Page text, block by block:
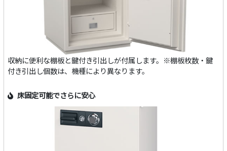
収納に便利な棚板と鍵付き引出しが付属します。※棚板枚数・鍵
付き引出し個数は、機種により異なります。
床固定可能でさらに安心